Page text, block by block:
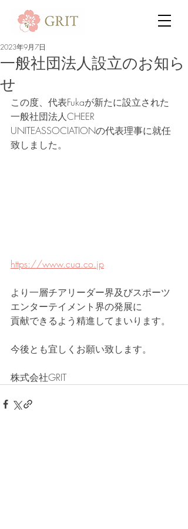
一般社団法人設立のお知ら
せ
2023年9月7日
この度、代表Fukaが新たに設立された
一般社団法人CHEER
UNITEASSOCIATIONの代表理事に就任
致しました。
https://www.cua.co.jp
より一層チアリーダー界及びスポーツ
エンターテイメント界の発展に
貢献できるよう精進してまいります。
今後とも宜しくお願い致します。
株式会社GRIT